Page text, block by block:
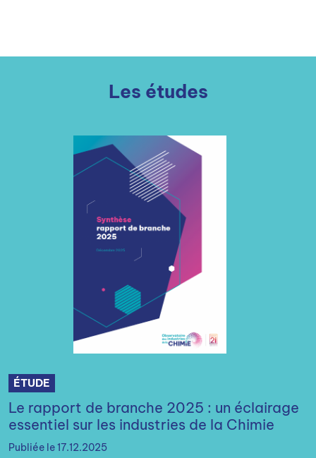
Les études
ÉTUDE
Le rapport de branche 2025 : un éclairage
essentiel sur les industries de la Chimie
Publiée le 17.12.2025